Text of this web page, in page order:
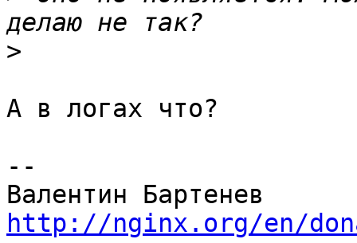
>
А в логах что?
--
http://nginx.org/en/